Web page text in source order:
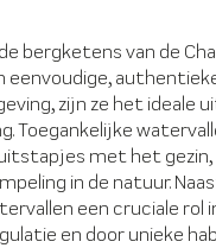
bergketens van de
eenvoudige,
zijn ze het ideale
Toegankelijke
met het
in de natuur.
een cruciale
en door unieke